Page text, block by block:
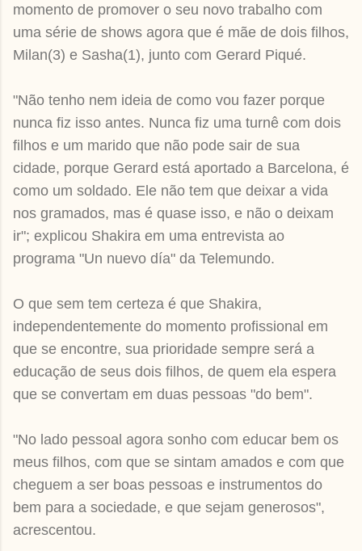
momento de promover o seu novo trabalho com
uma série de shows agora que é mãe de dois filhos,
Milan(3) e Sasha(1), junto com Gerard Piqué.
"Não tenho nem ideia de como vou fazer porque
nunca fiz isso antes. Nunca fiz uma turnê com dois
filhos e um marido que não pode sair de sua
cidade, porque Gerard está aportado a Barcelona, é
como um soldado. Ele não tem que deixar a vida
nos gramados, mas é quase isso, e não o deixam
ir"; explicou Shakira em uma entrevista ao
programa "Un nuevo día" da Telemundo.
O que sem tem certeza é que Shakira,
independentemente do momento profissional em
que se encontre, sua prioridade sempre será a
educação de seus dois filhos, de quem ela espera
que se convertam em duas pessoas "do bem".
"No lado pessoal agora sonho com educar bem os
meus filhos, com que se sintam amados e com que
cheguem a ser boas pessoas e instrumentos do
bem para a sociedade, e que sejam generosos",
acrescentou.